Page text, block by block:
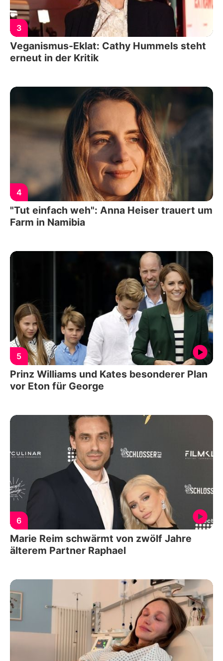
3
Veganismus-Eklat: Cathy Hummels steht
erneut in der Kritik
4
"Tut einfach weh": Anna Heiser trauert um
Farm in Namibia
5
Prinz Williams und Kates besonderer Plan
vor Eton für George
6
Marie Reim schwärmt von zwölf Jahre
älterem Partner Raphael